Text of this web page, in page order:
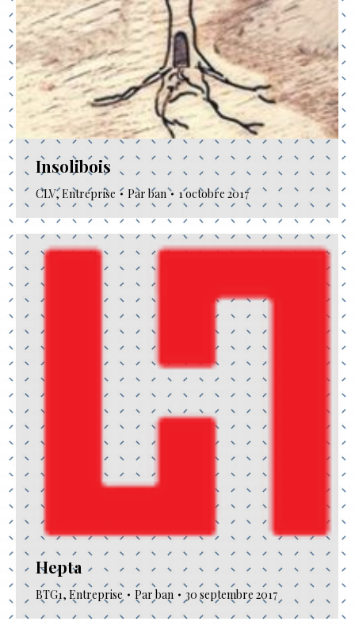
Insolibois
CLV,Entreprise Par ban 1 octobre 2017
Hepta
BTG1, Entreprise Par ban 30 septembre 2017